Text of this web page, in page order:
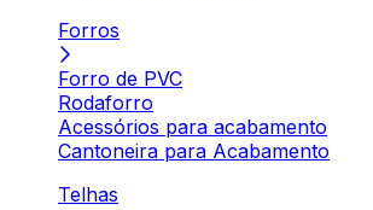
Forros
Forro de PVC
Rodaforro
Acessórios para acabamento
Cantoneira para Acabamento
Telhas